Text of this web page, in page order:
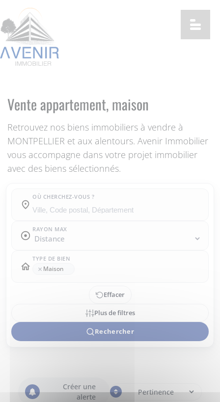
Vente appartement, maison
Retrouvez nos biens immobiliers à vendre à
MONTPELLIER et aux alentours. Avenir Immobilier
vous accompagne dans votre projet immobilier
avec des biens sélectionnés.
OÙ CHERCHEZ-VOUS ?
RAYON MAX
TYPE DE BIEN
× Maison
Effacer
Plus de filtres
Rechercher
Créer une
alerte